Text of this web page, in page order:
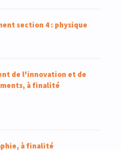
section 4 : physique
de l'innovation et de
à finalité
à finalité